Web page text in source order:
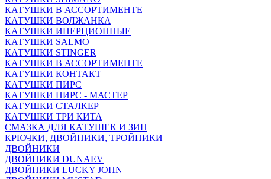
КАТУШКИ В АССОРТИМЕНТЕ
КАТУШКИ ВОЛЖАНКА
КАТУШКИ ИНЕРЦИОННЫЕ
КАТУШКИ SALMO
КАТУШКИ STINGER
КАТУШКИ В АССОРТИМЕНТЕ
КАТУШКИ КОНТАКТ
КАТУШКИ ПИРС
КАТУШКИ ПИРС - МАСТЕР
КАТУШКИ СТАЛКЕР
КАТУШКИ ТРИ КИТА
СМАЗКА ДЛЯ КАТУШЕК И ЗИП
КРЮЧКИ, ДВОЙНИКИ, ТРОЙНИКИ
ДВОЙНИКИ
ДВОЙНИКИ DUNAEV
ДВОЙНИКИ LUCKY JOHN